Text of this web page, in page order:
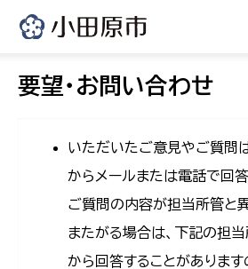
要望・お問い合わせ
いただいたご意見やご質問
からメールまたは電話で回
ご質問の内容が担当所管と
またがる場合は、下記の担
から回答することがあります